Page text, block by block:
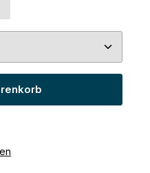
verfügbar.)
gewünschten Wert